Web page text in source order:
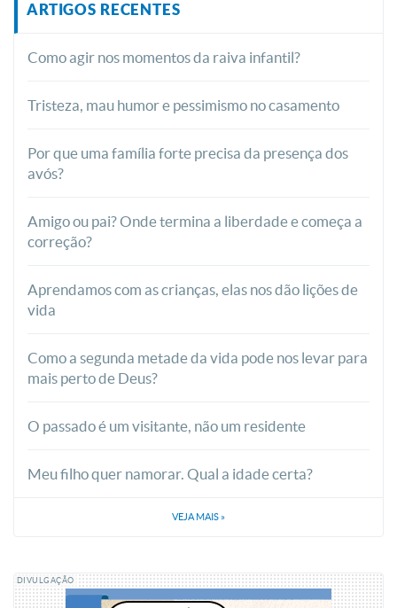
ARTIGOS RECENTES
Como agir nos momentos da raiva infantil?
Tristeza, mau humor e pessimismo no casamento
Por que uma família forte precisa da presença dos
avós?
Amigo ou pai? Onde termina a liberdade e começa a
correção?
Aprendamos com as crianças, elas nos dão lições de
vida
Como a segunda metade da vida pode nos levar para
mais perto de Deus?
O passado é um visitante, não um residente
Meu filho quer namorar. Qual a idade certa?
VEJA MAIS »
DIVULGAÇÃO